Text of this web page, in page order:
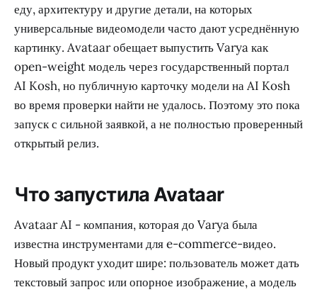
еду, архитектуру и другие детали, на которых
универсальные видеомодели часто дают усреднённую
картинку. Avataar обещает выпустить Varya как
open-weight модель через государственный портал
AI Kosh, но публичную карточку модели на AI Kosh
во время проверки найти не удалось. Поэтому это пока
запуск с сильной заявкой, а не полностью проверенный
открытый релиз.
Что запустила Avataar
Avataar AI - компания, которая до Varya была
известна инструментами для e-commerce-видео.
Новый продукт уходит шире: пользователь может дать
текстовый запрос или опорное изображение, а модель